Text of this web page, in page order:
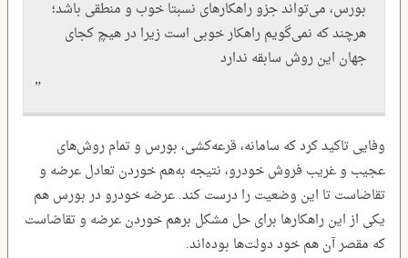
بورس، می‌تواند جزو راهکارهای نسبتا خوب و منطقی باشد؛
هرچند که نمی‌گویم راهکار خوبی است زیرا در هیچ کجای
جهان این روش سابقه ندارد
وفایی تاکید کرد که سامانه، قرعه‌کشی، بورس و تمام روش‌های
عجیب و غریب فروش خودرو، نتیجه به‌هم خوردن تعادل عرضه و
تقاضاست تا این وضعیت را درست کند. عرضه خودرو در بورس هم
یکی از این راهکارها برای حل مشکل برهم خوردن عرضه و تقاضاست
که مقصر آن هم خود دولت‌ها بوده‌اند.